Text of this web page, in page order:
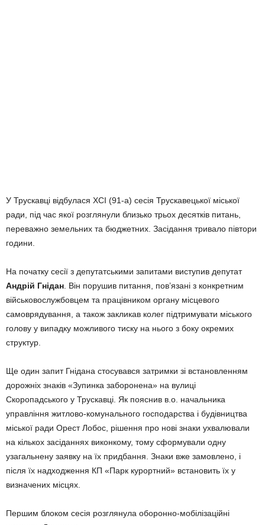
У Трускавці відбулася XCI (91-а) сесія Трускавецької міської
ради, під час якої розглянули близько трьох десятків питань,
переважно земельних та бюджетних. Засідання тривало півтори
години.
На початку сесії з депутатськими запитами виступив депутат
Андрій Гнідан. Він порушив питання, пов’язані з конкретним
військовослужбовцем та працівником органу місцевого
самоврядування, а також закликав колег підтримувати міського
голову у випадку можливого тиску на нього з боку окремих
структур.
Ще один запит Гнідана стосувався затримки зі встановленням
дорожніх знаків «Зупинка заборонена» на вулиці
Скоропадського у Трускавці. Як пояснив в.о. начальника
управління житлово-комунального господарства і будівництва
міської ради Орест Лобос, рішення про нові знаки ухвалювали
на кількох засіданнях виконкому, тому сформували одну
узагальнену заявку на їх придбання. Знаки вже замовлено, і
після їх надходження КП «Парк курортний» встановить їх у
визначених місцях.
Першим блоком сесія розглянула оборонно-мобілізаційні